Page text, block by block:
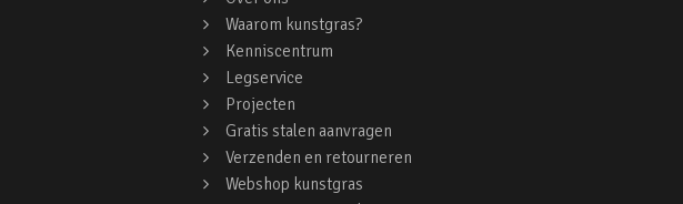
Waarom kunstgras?
Kenniscentrum
Legservice
Projecten
Gratis stalen aanvragen
Verzenden en retourneren
Webshop kunstgras